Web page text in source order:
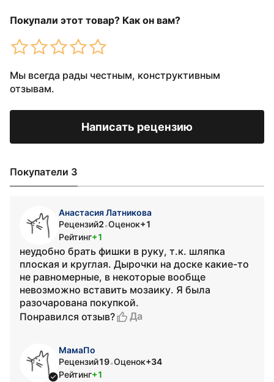
Покупали этот товар? Как он вам?
Мы всегда рады честным, конструктивным
отзывам.
Написать рецензию
Покупатели 3
Анастасия Латникова
Рецензий2•Оценок+1
Рейтинг+1
неудобно брать фишки в руку, т.к. шляпка
плоская и круглая. Дырочки на доске какие-то
не равномерные, в некоторые вообще
невозможно вставить мозаику. Я была
разочарована покупкой.
Понравился отзыв?
Да
МамаПо
Рецензий19•Оценок+34
Рейтинг+1